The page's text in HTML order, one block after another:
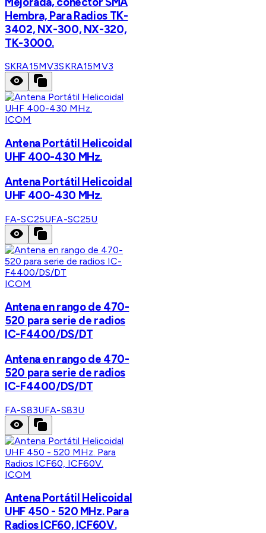
Hembra, Para Radios TK-
3402, NX-300, NX-320,
TK-3000.
SKRA15MV3SKRA15MV3
ICOM
Antena Portátil Helicoidal
UHF 400-430 MHz.
Antena Portátil Helicoidal
UHF 400-430 MHz.
FA-SC25UFA-SC25U
ICOM
Antena en rango de 470-
520 para serie de radios
IC-F4400/DS/DT
Antena en rango de 470-
520 para serie de radios
IC-F4400/DS/DT
FA-S83UFA-S83U
ICOM
Antena Portátil Helicoidal
UHF 450 - 520 MHz. Para
Radios ICF60, ICF60V.